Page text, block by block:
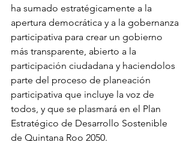
ha sumado estratégicamente a la
apertura democrática y a la gobernanza
participativa para crear un gobierno
más transparente, abierto a la
participación ciudadana y haciendolos
parte del proceso de planeación
participativa que incluye la voz de
todos, y que se plasmará en el Plan
Estratégico de Desarrollo Sostenible
de Quintana Roo 2050.